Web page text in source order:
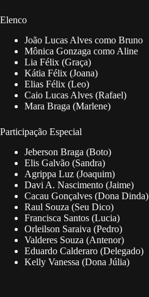
Elenco
João Lucas Alves como Bruno
Mônica Gonzaga como Aline
Lia Félix (Graça)
Kátia Félix (Joana)
Elias Félix (Leo)
Caio Lucas Alves (Rafael)
Mara Braga (Marlene)
Participação Especial
Jeberson Braga (Boto)
Elis Galvão (Sandra)
Agrippa Luz (Joaquim)
Davi A. Nascimento (Jaime)
Cacau Gonçalves (Dona Dinda)
Raul Souza (Seu Dico)
Francisca Santos (Lucia)
Orleilson Saraiva (Pedro)
Valderes Souza (Antenor)
Eduardo Calderaro (Delegado)
Kelly Vanessa (Dona Júlia)